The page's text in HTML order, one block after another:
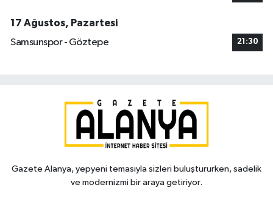
17 Ağustos, Pazartesi
Samsunspor - Göztepe
21:30
Gazete Alanya, yepyeni temasıyla sizleri buluştururken, sadelik
ve modernizmi bir araya getiriyor.